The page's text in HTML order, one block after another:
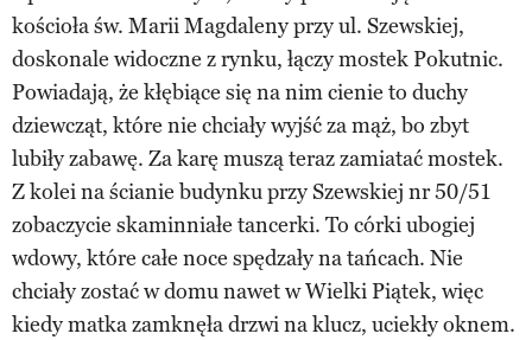
kościoła św. Marii Magdaleny przy ul. Szewskiej,
doskonale widoczne z rynku, łączy mostek Pokutnic.
Powiadają, że kłębiące się na nim cienie to duchy
dziewcząt, które nie chciały wyjść za mąż, bo zbyt
lubiły zabawę. Za karę muszą teraz zamiatać mostek.
Z kolei na ścianie budynku przy Szewskiej nr 50/51
zobaczycie skaminniałe tancerki. To córki ubogiej
wdowy, które całe noce spędzały na tańcach. Nie
chciały zostać w domu nawet w Wielki Piątek, więc
kiedy matka zamknęła drzwi na klucz, uciekły oknem.